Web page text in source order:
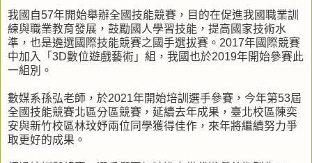
我國自57年開始舉辦全國技能競賽，目的在促進我國職業訓
練與職業教育發展，鼓勵國人學習技能，提高國家技術水
準，也是遴選國際技能競賽之國手選拔賽。2017年國際競賽
中加入「3D數位遊戲藝術」組，我國也於2019年開始參賽此
一組別。
數媒系孫弘老師，於2021年開始培訓選手參賽，今年第53屆
全國技能競賽北區分區競賽，延續去年成果，臺北校區陳奕
安與新竹校區林玟妤兩位同學獲得佳作，來年將繼續努力爭
取更好的成果。